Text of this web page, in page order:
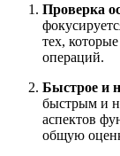
Проверка
тех,
операций.
Быстрое и
быстрым и
аспектов
общую